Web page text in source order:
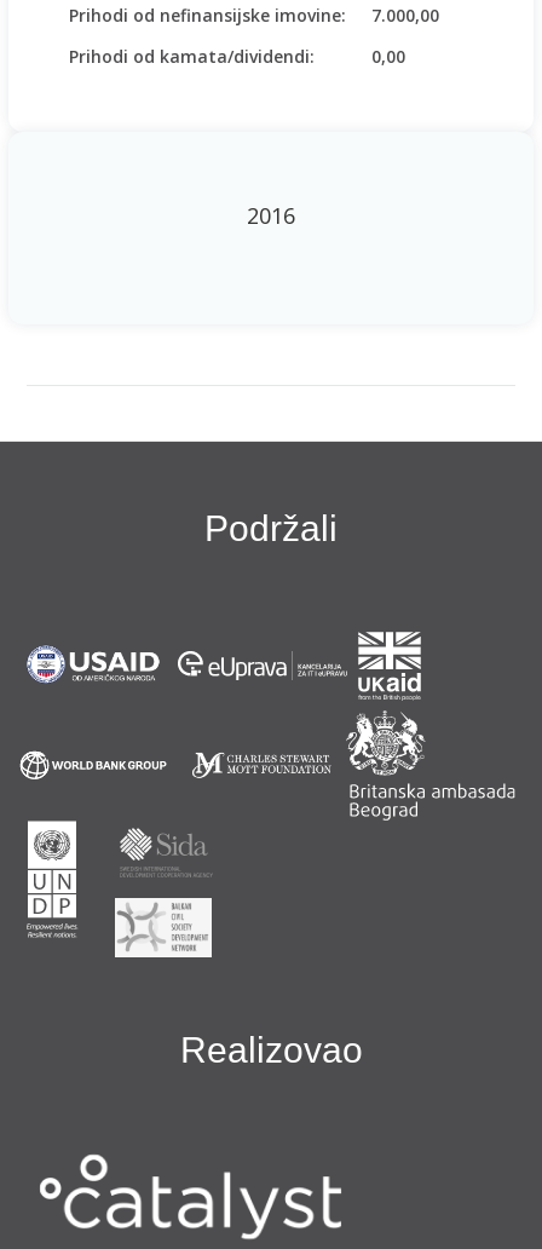
Prihodi od nefinansijske imovine:
7.000,00
Prihodi od kamata/dividendi:
0,00
2016
Podržali
Realizovao